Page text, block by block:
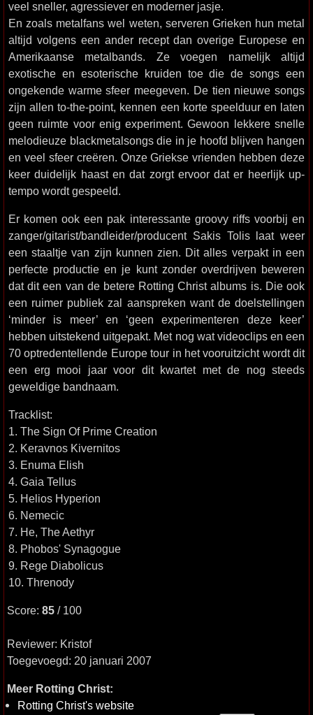
veel sneller, agressiever en moderner jasje.
En zoals metalfans wel weten, serveren Grieken hun metal
altijd volgens een ander recept dan overige Europese en
Amerikaanse metalbands. Ze voegen namelijk altijd
exotische en esoterische kruiden toe die de songs een
ongekende warme sfeer meegeven. De tien nieuwe songs
zijn allen to-the-point, kennen een korte speelduur en laten
geen ruimte voor enig experiment. Gewoon lekkere snelle
melodieuze blackmetalsongs die in je hoofd blijven hangen
en veel sfeer creëren. Onze Griekse vrienden hebben deze
keer duidelijk haast en dat zorgt ervoor dat er heerlijk up-
tempo wordt gespeeld.
Er komen ook een pak interessante groovy riffs voorbij en
zanger/gitarist/bandleider/producent Sakis Tolis laat weer
een staaltje van zijn kunnen zien. Dit alles verpakt in een
perfecte productie en je kunt zonder overdrijven beweren
dat dit een van de betere Rotting Christ albums is. Die ook
een ruimer publiek zal aanspreken want de doelstellingen
‘minder is meer’ en ‘geen experimenteren deze keer’
hebben uitstekend uitgepakt. Met nog wat videoclips en een
70 optredentellende Europe tour in het vooruitzicht wordt dit
een erg mooi jaar voor dit kwartet met de nog steeds
geweldige bandnaam.
Tracklist:
1. The Sign Of Prime Creation
2. Keravnos Kivernitos
3. Enuma Elish
4. Gaia Tellus
5. Helios Hyperion
6. Nemecic
7. He, The Aethyr
8. Phobos' Synagogue
9. Rege Diabolicus
10. Threnody
Score: 85 / 100
Reviewer: Kristof
Toegevoegd: 20 januari 2007
Meer Rotting Christ:
Rotting Christ's website